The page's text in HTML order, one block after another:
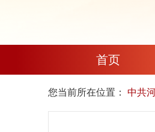
首页
您当前所在位置： 中共